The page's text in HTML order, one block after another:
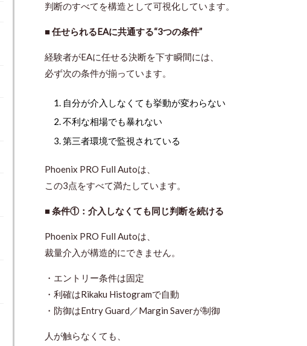
判断のすべてを構造として可視化しています。
■ 任せられるEAに共通する“3つの条件”
経験者がEAに任せる決断を下す瞬間には、
必ず次の条件が揃っています。
自分が介入しなくても挙動が変わらない
不利な相場でも暴れない
第三者環境で監視されている
Phoenix PRO Full Autoは、
この3点をすべて満たしています。
■ 条件①：介入しなくても同じ判断を続ける
Phoenix PRO Full Autoは、
裁量介入が構造的にできません。
・エントリー条件は固定
・利確はRikaku Histogramで自動
・防御はEntry Guard／Margin Saverが制御
人が触らなくても、